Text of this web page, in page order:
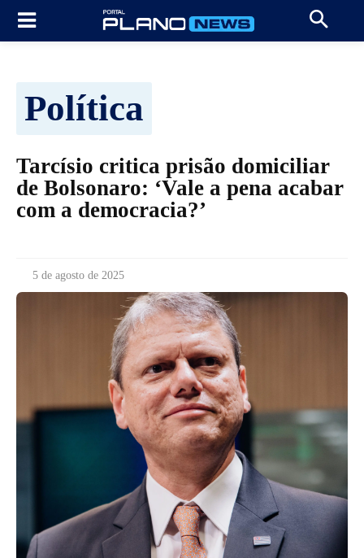
Política
Tarcísio critica prisão domiciliar
de Bolsonaro: ‘Vale a pena acabar
com a democracia?’
5 de agosto de 2025